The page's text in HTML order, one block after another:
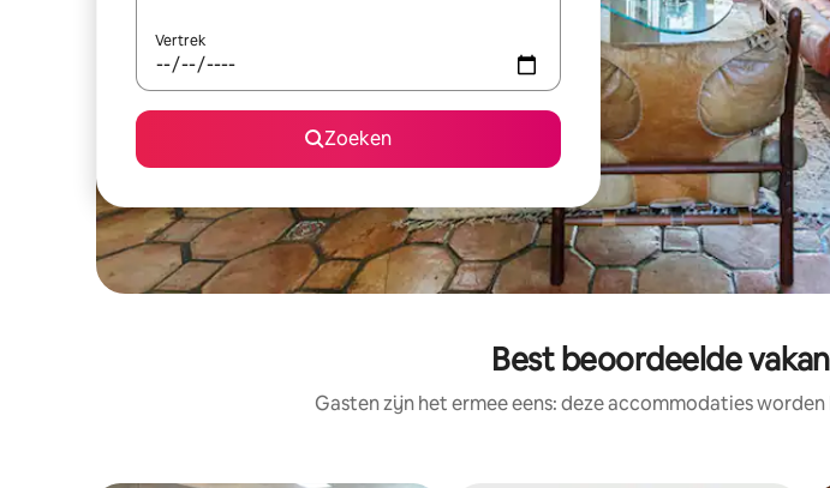
Vertrek
Zoeken
Best beoordeelde
Gasten zijn het ermee eens: deze accommodaties